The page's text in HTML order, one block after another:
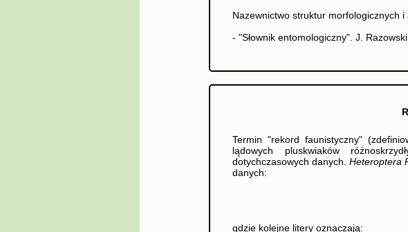
Nazewnictwo struktur morfologicznych
- "Słownik entomologiczny". J.
Termin "rekord faunistyczny"
lądowych pluskwiaków
dotychczasowych danych. Heteroptera
danych:
gdzie kolejne litery oznaczają: